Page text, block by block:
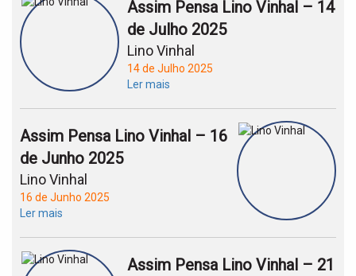
Assim Pensa Lino Vinhal – 14
de Julho 2025
Lino Vinhal
14 de Julho 2025
Ler mais
Assim Pensa Lino Vinhal – 16
de Junho 2025
Lino Vinhal
16 de Junho 2025
Ler mais
Assim Pensa Lino Vinhal – 21